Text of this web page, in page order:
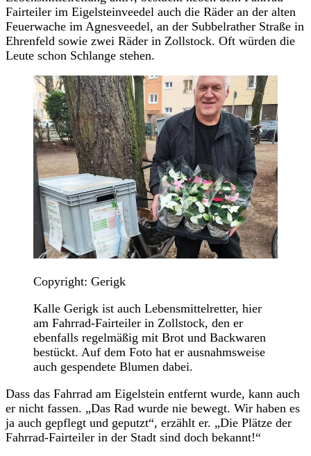
Fairteiler im Eigelsteinveedel auch die Räder an der alten
Feuerwache im Agnesveedel, an der Subbelrather Straße in
Ehrenfeld sowie zwei Räder in Zollstock. Oft würden die
Leute schon Schlange stehen.
Copyright: Gerigk
Kalle Gerigk ist auch Lebensmittelretter, hier
am Fahrrad-Fairteiler in Zollstock, den er
ebenfalls regelmäßig mit Brot und Backwaren
bestückt. Auf dem Foto hat er ausnahmsweise
auch gespendete Blumen dabei.
Dass das Fahrrad am Eigelstein entfernt wurde, kann auch
er nicht fassen. „Das Rad wurde nie bewegt. Wir haben es
ja auch gepflegt und geputzt“, erzählt er. „Die Plätze der
Fahrrad-Fairteiler in der Stadt sind doch bekannt!“